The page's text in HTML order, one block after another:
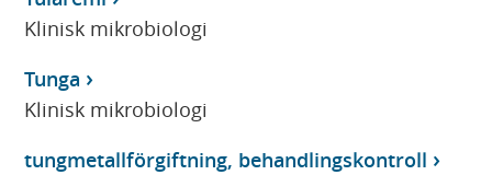
Klinisk mikrobiologi
Tunga
Klinisk mikrobiologi
tungmetallförgiftning, behandlingskontroll